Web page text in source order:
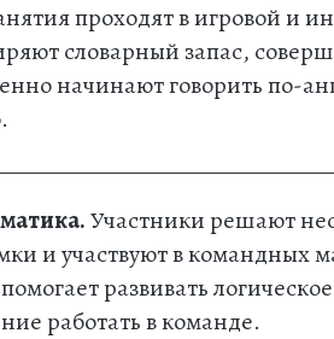
Участники решают
и участвуют в командных
развивать
работать в команде.
проходят в игровой и
словарный запас,
начинают говорить по-